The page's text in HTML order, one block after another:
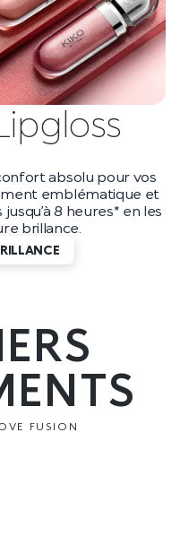
absolu pour vos
emblématique et
8 heures* en les
brillance.
FUSION